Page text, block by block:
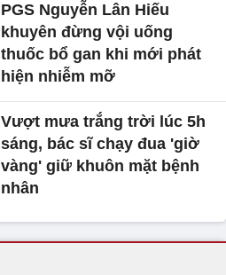
PGS Nguyễn Lân Hiếu
khuyên đừng vội uống
thuốc bổ gan khi mới phát
hiện nhiễm mỡ
Vượt mưa trắng trời lúc 5h
sáng, bác sĩ chạy đua 'giờ
vàng' giữ khuôn mặt bệnh
nhân